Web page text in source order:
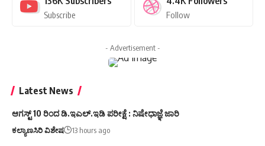
Subscribe Follow
- Advertisement -
Latest News
ಆಗಸ್ಟ್ 10 ರಿಂದ ಡಿ.ಇಎಲ್.ಇಡಿ ಪರೀಕ್ಷೆ : ನಿಷೇಧಾಜ್ಞೆ ಜಾರಿ
ಕಲ್ಯಾಣಸಿರಿ ವಿಶೇಷ 13 hours ago